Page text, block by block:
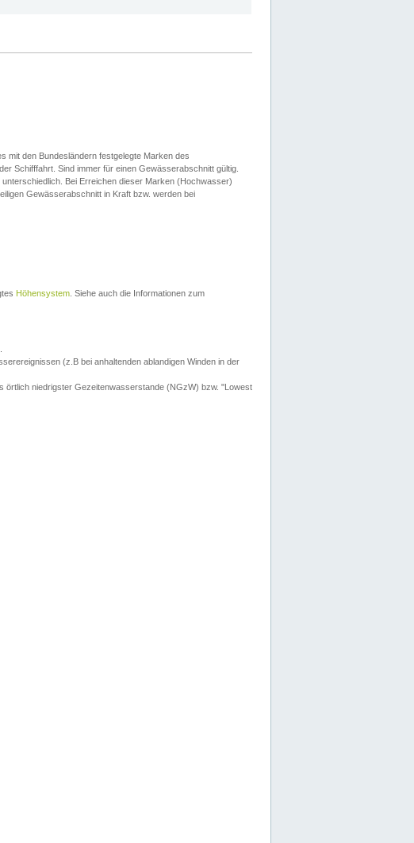
mit den Bundesländern festgelegte Marken des
Schifffahrt. Sind immer für einen Gewässerabschnitt gültig.
Bei Erreichen dieser Marken (Hochwasser)
Gewässerabschnitt in Kraft bzw. werden bei
Höhensystem . Siehe auch die Informationen zum
(z.B bei anhaltenden ablandigen Winden in der
örtlich niedrigster Gezeitenwasserstande (NGzW) bzw. "Lowest